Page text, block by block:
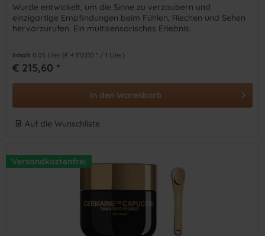
Wurde entwickelt, um die Sinne zu verzaubern und
einzigartige Empfindungen beim Fühlen, Riechen und Sehen
hervorzurufen. Ein multisensorisches Erlebnis.
Inhalt 0.05 Liter (€ 4.312,00 * / 1 Liter)
€ 215,60 *
In den Warenkorb
Auf die Wunschliste
Versandkostenfrei